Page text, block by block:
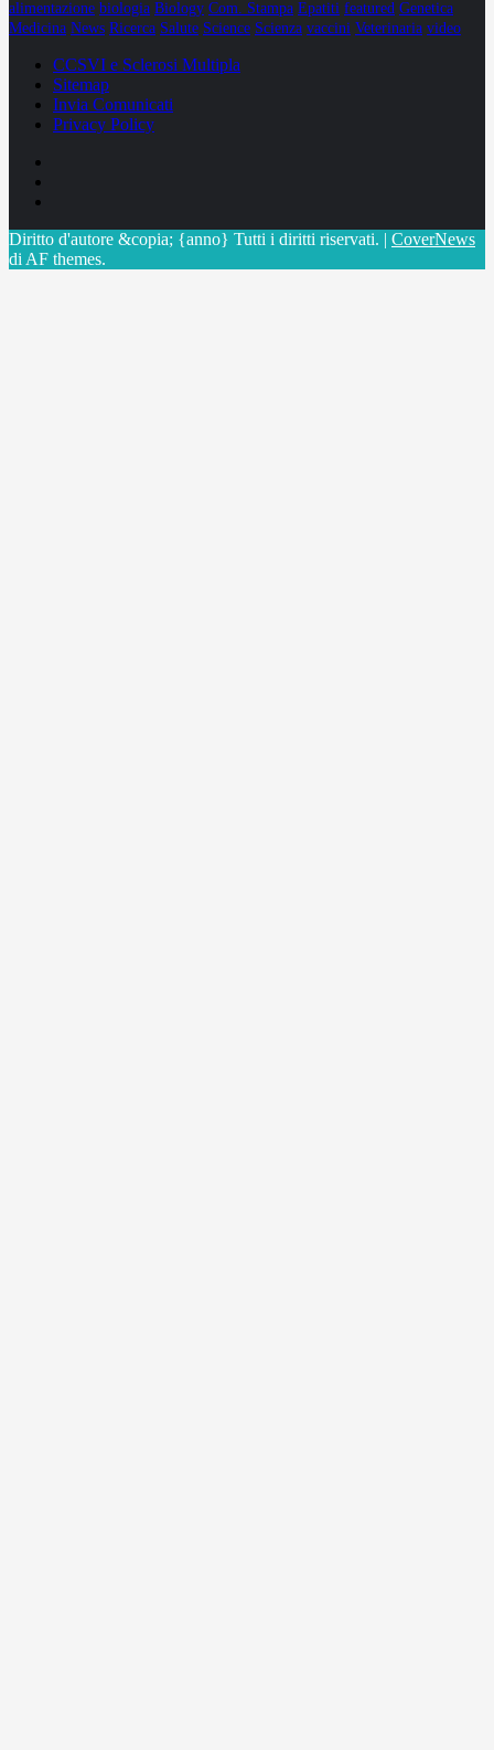
alimentazione biologia Biology Com. Stampa Epatiti featured Genetica
Medicina News Ricerca Salute Science Scienza vaccini Veterinaria video
CCSVI e Sclerosi Multipla
Sitemap
Invia Comunicati
Privacy Policy
Diritto d'autore &copia; {anno} Tutti i diritti riservati. | CoverNews
di AF themes.